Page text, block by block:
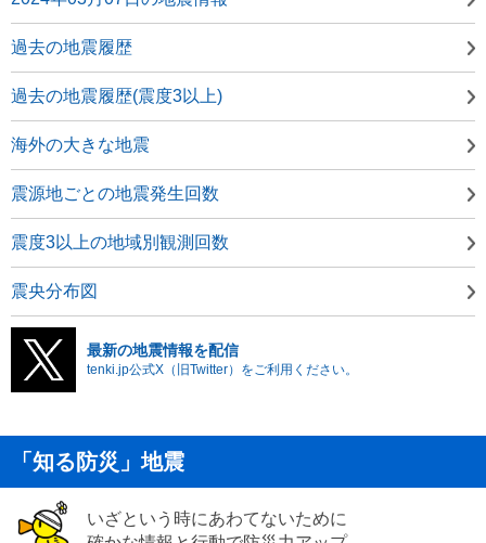
過去の地震履歴
過去の地震履歴(震度3以上)
海外の大きな地震
震源地ごとの地震発生回数
震度3以上の地域別観測回数
震央分布図
最新の地震情報を配信
tenki.jp公式X（旧Twitter）をご利用ください。
「知る防災」地震
いざという時にあわてないために